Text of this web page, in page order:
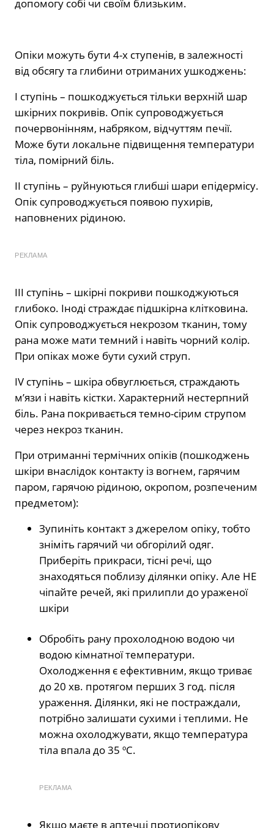
допомогу собі чи своїм близьким.
Опіки можуть бути 4-х ступенів, в залежності
від обсягу та глибини отриманих ушкоджень:
I ступінь – пошкоджується тільки верхній шар
шкірних покривів. Опік супроводжується
почервонінням, набряком, відчуттям печії.
Може бути локальне підвищення температури
тіла, помірний біль.
II ступінь – руйнуються глибші шари епідермісу.
Опік супроводжується появою пухирів,
наповнених рідиною.
РЕКЛАМА
III ступінь – шкірні покриви пошкоджуються
глибоко. Іноді страждає підшкірна клітковина.
Опік супроводжується некрозом тканин, тому
рана може мати темний і навіть чорний колір.
При опіках може бути сухий струп.
IV ступінь – шкіра обвуглюється, страждають
м’язи і навіть кістки. Характерний нестерпний
біль. Рана покривається темно-сірим струпом
через некроз тканин.
При отриманні термічних опіків (пошкоджень
шкіри внаслідок контакту із вогнем, гарячим
паром, гарячою рідиною, окропом, розпеченим
предметом):
Зупиніть контакт з джерелом опіку, тобто
зніміть гарячий чи обгорілий одяг.
Приберіть прикраси, тісні речі, що
знаходяться поблизу ділянки опіку. Але НЕ
чіпайте речей, які прилипли до ураженої
шкіри
Обробіть рану прохолодною водою чи
водою кімнатної температури.
Охолодження є ефективним, якщо триває
до 20 хв. протягом перших 3 год. після
ураження. Ділянки, які не постраждали,
потрібно залишати сухими і теплими. Не
можна охолоджувати, якщо температура
тіла впала до 35 ºС.
РЕКЛАМА
Якщо маєте в аптечці протиопікову